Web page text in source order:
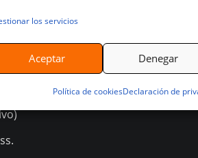
los servicios
Aceptar Denegar
Política de cookiesDeclaración de
6 en la especialidad de Latinos
6 en la especialidad de Estándar